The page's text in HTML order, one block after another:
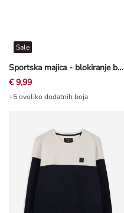
Sportska majica - blokiranje boja - Petrolej
Sale
€ 9,99
+5 ovoliko dodatnih boja